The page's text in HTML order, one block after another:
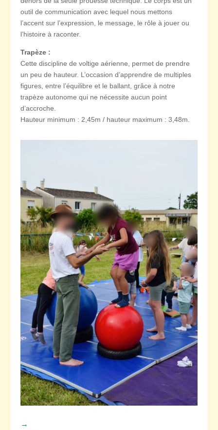
outil de communication avec lequel nous mettons
l’accent sur l’expression, le message, le rôle à jouer ou
l’histoire à raconter.
Trapèze :
Cette discipline de voltige aérienne, permet de prendre
un peu de hauteur. L’occasion d’apprendre de multiples
figures, entre l’équilibre et le ballant, grâce à notre
trapèze autonome qui ne nécessite aucun point
d’accroche.
Hauteur minimum : 2,45m / hauteur maximum : 3,48m.
→